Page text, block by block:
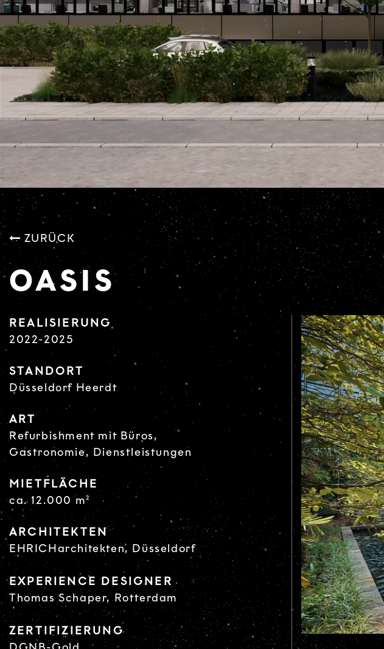
ZURÜCK
OASIS
REALISIERUNG
2022-2025
STANDORT
Düsseldorf Heerdt
ART
Refurbishment mit Büros,
Gastronomie, Dienstleistungen
MIETFLÄCHE
ca. 12.000 m²
ARCHITEKTEN
EHRICHarchitekten, Düsseldorf
EXPERIENCE DESIGNER
Thomas Schaper, Rotterdam
ZERTIFIZIERUNG